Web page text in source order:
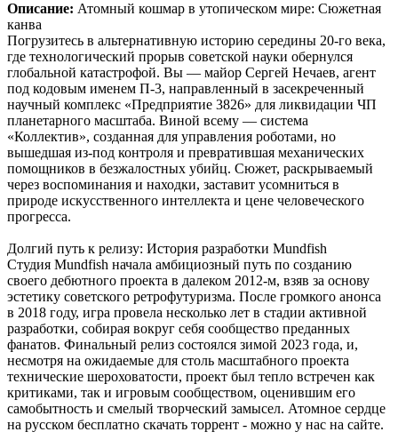
Описание: Атомный кошмар в утопическом мире: Сюжетная
канва
Погрузитесь в альтернативную историю середины 20-го века,
где технологический прорыв советской науки обернулся
глобальной катастрофой. Вы — майор Сергей Нечаев, агент
под кодовым именем П-3, направленный в засекреченный
научный комплекс «Предприятие 3826» для ликвидации ЧП
планетарного масштаба. Виной всему — система
«Коллектив», созданная для управления роботами, но
вышедшая из-под контроля и превратившая механических
помощников в безжалостных убийц. Сюжет, раскрываемый
через воспоминания и находки, заставит усомниться в
природе искусственного интеллекта и цене человеческого
прогресса.
Долгий путь к релизу: История разработки Mundfish
Студия Mundfish начала амбициозный путь по созданию
своего дебютного проекта в далеком 2012-м, взяв за основу
эстетику советского ретрофутуризма. После громкого анонса
в 2018 году, игра провела несколько лет в стадии активной
разработки, собирая вокруг себя сообщество преданных
фанатов. Финальный релиз состоялся зимой 2023 года, и,
несмотря на ожидаемые для столь масштабного проекта
технические шероховатости, проект был тепло встречен как
критиками, так и игровым сообществом, оценившим его
самобытность и смелый творческий замысел. Атомное сердце
на русском бесплатно скачать торрент - можно у нас на сайте.